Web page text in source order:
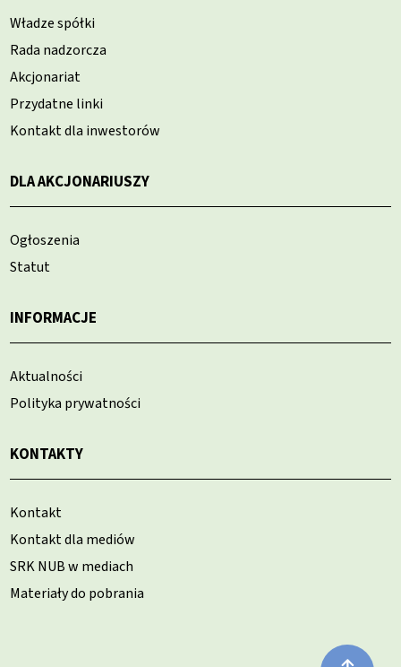
Władze spółki
Rada nadzorcza
Akcjonariat
Przydatne linki
Kontakt dla inwestorów
DLA AKCJONARIUSZY
Ogłoszenia
Statut
INFORMACJE
Aktualności
Polityka prywatności
KONTAKTY
Kontakt
Kontakt dla mediów
SRK NUB w mediach
Materiały do pobrania